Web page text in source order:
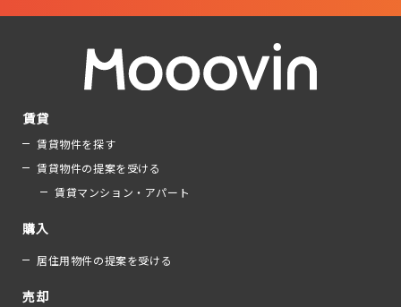
賃貸
賃貸物件を探す
賃貸物件の提案を受ける
賃貸マンション・アパート
購入
居住用物件の提案を受ける
売却